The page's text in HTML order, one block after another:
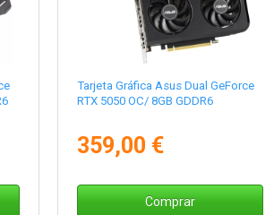
Tarjeta Gráfica Asus Dual GeForce
RTX 5050 OC/ 8GB GDDR6
359,00 €
Comprar